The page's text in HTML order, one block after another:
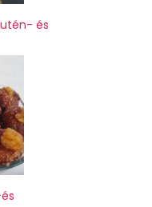
és